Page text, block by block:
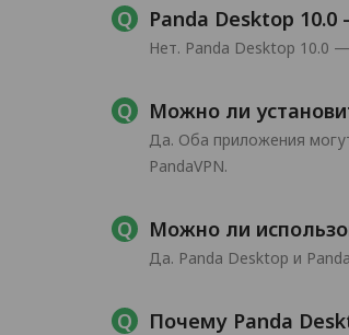
Panda Desktop
Нет. Panda Desktop 10.0
Можно ли
Да. Оба приложения
PandaVPN.
Можно ли
Да. Panda Desktop и
Почему Panda